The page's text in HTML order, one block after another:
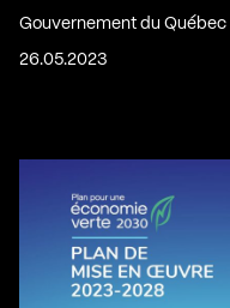
Gouvernement du Québec
26.05.2023